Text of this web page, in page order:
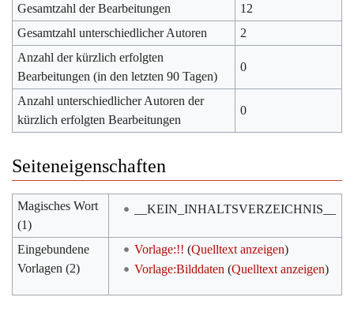
Gesamtzahl der Bearbeitungen
12
Gesamtzahl unterschiedlicher Autoren
2
Anzahl der kürzlich erfolgten
Bearbeitungen (in den letzten 90 Tagen)
0
Anzahl unterschiedlicher Autoren der
kürzlich erfolgten Bearbeitungen
0
Seiteneigenschaften
Magisches Wort
(1)
__KEIN_INHALTSVERZEICHNIS__
Eingebundene
Vorlagen (2)
Vorlage:!! (Quelltext anzeigen)
Vorlage:Bilddaten (Quelltext anzeigen)